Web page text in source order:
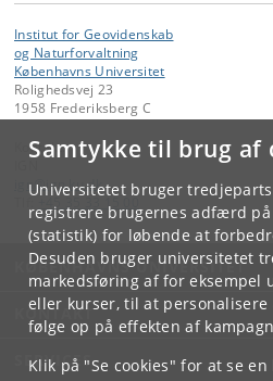
Samtykke til brug af
Universitetet bruger
registrere brugernes adfærd
(statistik) for løbende at
Desuden bruger universitetet
markedsføring af for eksempel
eller kurser, til at
følge op på effekten af
Klik på "Se cookies" for at se
Institut for Geovidenskab
og Naturforvaltning
Københavns Universitet
Rolighedsvej 23
1958 Frederiksberg C
Kontakt:
ign @ign. ku.dk
KØBENHAVNS UNIVERSITET
KONTAKT
SERVICES